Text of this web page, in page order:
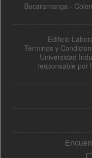
Bucaramanga -
Edificio
Términos y
Universidad
responsable por